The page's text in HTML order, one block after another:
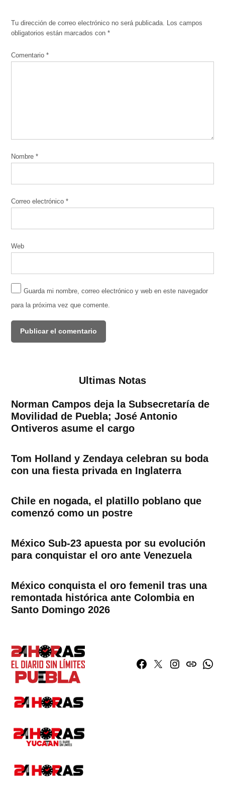
Tu dirección de correo electrónico no será publicada. Los campos
obligatorios están marcados con*
Comentario*
Nombre*
Correo electrónico*
Web
Guarda mi nombre, correo electrónico y web en este navegador
para la próxima vez que comente.
Ultimas Notas
Norman Campos deja la Subsecretaría de
Movilidad de Puebla; José Antonio
Ontiveros asume el cargo
Tom Holland y Zendaya celebran su boda
con una fiesta privada en Inglaterra
Chile en nogada, el platillo poblano que
comenzó como un postre
México Sub-23 apuesta por su evolución
para conquistar el oro ante Venezuela
México conquista el oro femenil tras una
remontada histórica ante Colombia en
Santo Domingo 2026
Facebook
TwitterInstagram
issuu